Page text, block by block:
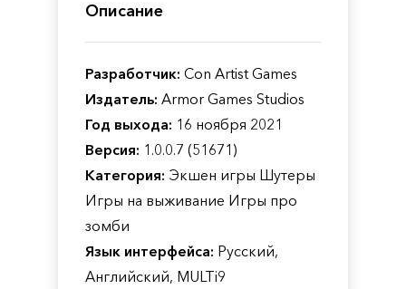
Описание
Разработчик: Con Artist Games
Издатель: Armor Games Studios
Год выхода: 16 ноября 2021
Версия: 1.0.0.7 (51671)
Категория: Экшен игры Шутеры
Игры на выживание Игры про
зомби
Язык интерфейса: Русский,
Английский, MULTi9